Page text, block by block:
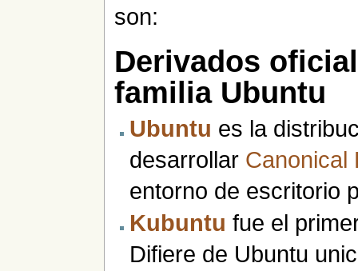
son:
Derivados
familia Ubuntu
Ubuntu es la
desarrollar Canonical
entorno de escritorio
Kubuntu fue el
Difiere de Ubuntu